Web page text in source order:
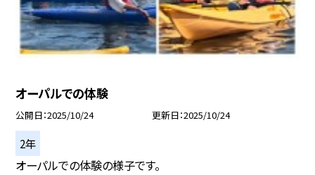
オーパルでの体験
公開日 2025/10/24 更新日 2025/10/24
2年
オーパルでの体験の様子です。